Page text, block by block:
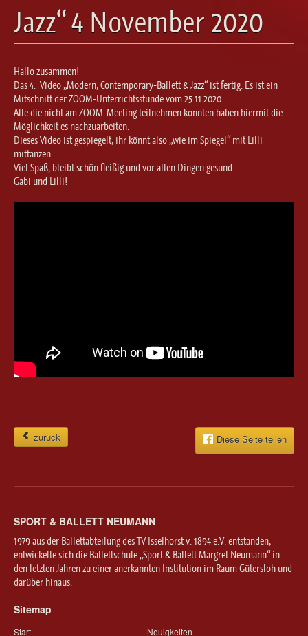
Ballett für Erwachsene / Jugendliche
Kreative Früherziehung / Kinderballett
Steptanz
Urban Dance
Jazz“ 4 November 2020
Hallo zusammen!
Das 4. Video „Modern, Contemporary-Ballett & Jazz“ ist fertig. Es ist ein
Mitschnitt der ZOOM-Unterrichtsstunde vom 25.11.2020.
Alle die nicht am ZOOM-Meeting teilnehmen konnten haben hiermit die
Möglichkeit es nachzuarbeiten.
Dieses Video ist gespiegelt, ihr könnt also „wie im Spiegel“ mit Lilli
mittanzen.
Viel Spaß, bleibt schön fleißig und vor allen Dingen gesund.
Gabi und Lilli!
zurück Diese Seite teilen
SPORT & BALLETT NEUMANN
1979 aus der Ballettabteilung des TV Isselhorst v. 1894 e.V. entstanden,
entwickelte sich die Ballettschule „Sport & Ballett Margret Neumann“ in
den letzten Jahren zu einer anerkannten Institution im Raum Gütersloh und
darüber hinaus.
Sitemap
Start Neuigkeiten